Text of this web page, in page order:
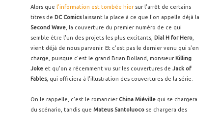
Alors que l'information est tombée hiersur l'arrêt de certains
titres de DC Comicslaissant la place à ce que l'on appelle déjà la
Second Wave , la couverture du premier numéro de ce qui
semble être l'un des projets les plus excitants, Dial H for Hero
vient déjà de nous parvenir. Et c'est pas le dernier venu qui s'en
charge, puisque c'est le grand Brian Bolland, monsieur Killing
Joke et qu'on a récemment vu sur les couvertures de Jack of
Fables, qui officiera à l'illustration des couvertures de la série.
On le rappelle, c'est le romancierChina Miéville qui se chargera
du scénario, tandis que Mateus Santoluoco se chargera des